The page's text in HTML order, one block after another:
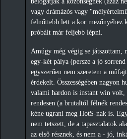
vagy drámázós vagy
felnőttebb lett a kor mezőnyéhez
próbált már feljebb lépni.
Amúgy még végig se játszottam,
egy-két pálya (persze a jó
egyszerűen nem szeretem a
érdekelt. Összességében nagyon
valami hardon is instant win volt,
rendesen (a brutaltól félnék
kéne ugrani meg HotS-nak is.
nem tetszett, de a tapasztalatok
az első résznek, és nem a - jó,